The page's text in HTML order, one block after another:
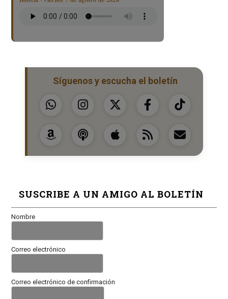
Síguenos y escucha el boletín
SUSCRIBE A UN AMIGO AL BOLETÍN
Nombre
Correo electrónico
Correo electrónico de confirmación